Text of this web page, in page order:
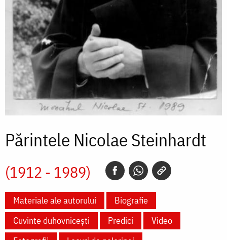
Părintele Nicolae Steinhardt
(1912 - 1989)
Materiale ale autorului
Biografie
Cuvinte duhovnicești
Predici
Video